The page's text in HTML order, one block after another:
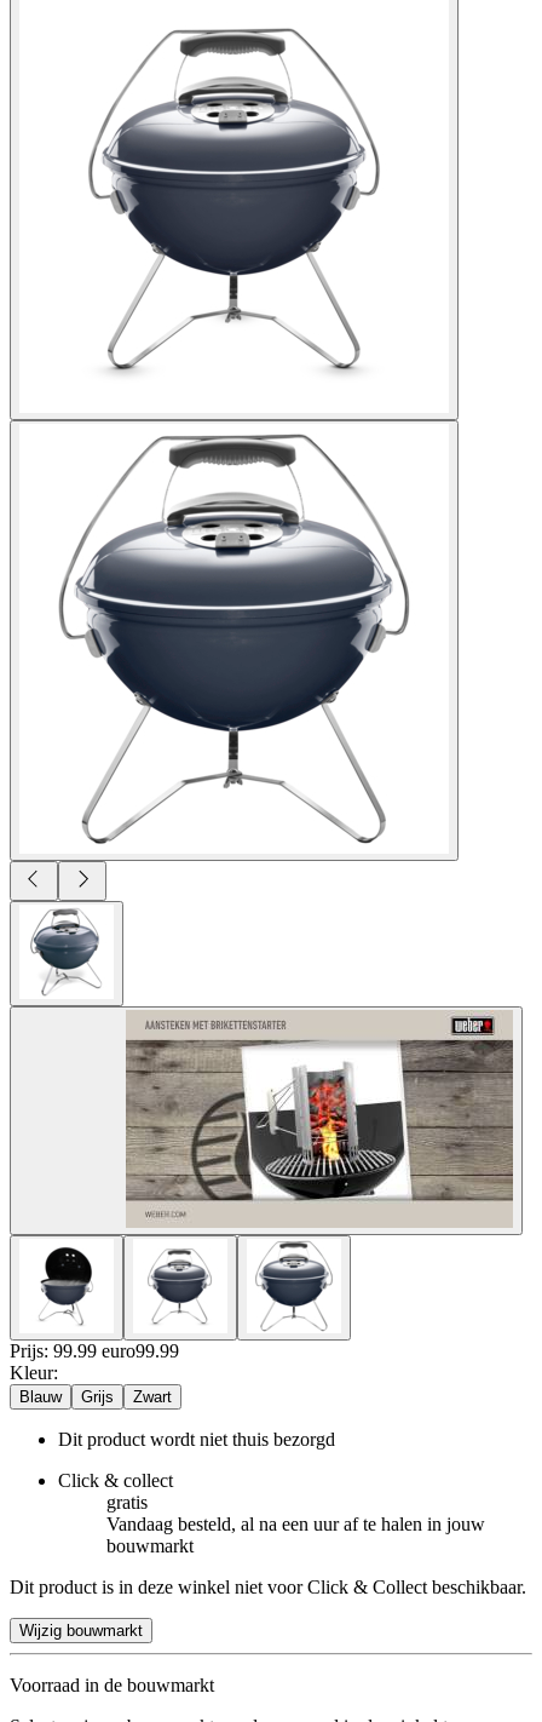
Prijs: 99.99 euro99.99
Kleur:
Blauw Grijs Zwart
Dit product wordt niet thuis bezorgd
Click & collect
gratis
Vandaag besteld, al na een uur af te halen in jouw
bouwmarkt
Dit product is in deze winkel niet voor Click & Collect beschikbaar.
Wijzig bouwmarkt
Voorraad in de bouwmarkt